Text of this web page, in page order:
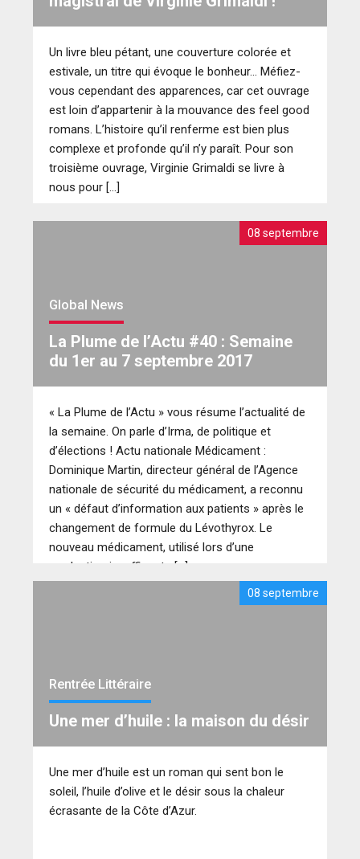
Un livre bleu pétant, une couverture colorée et
estivale, un titre qui évoque le bonheur… Méfiez-
vous cependant des apparences, car cet ouvrage
est loin d’appartenir à la mouvance des feel good
romans. L’histoire qu’il renferme est bien plus
complexe et profonde qu’il n’y paraît. Pour son
troisième ouvrage, Virginie Grimaldi se livre à
nous pour […]
08 septembre
Global News
La Plume de l’Actu #40 : Semaine
du 1er au 7 septembre 2017
« La Plume de l’Actu » vous résume l’actualité de
la semaine. On parle d’Irma, de politique et
d’élections ! Actu nationale Médicament :
Dominique Martin, directeur général de l’Agence
nationale de sécurité du médicament, a reconnu
un « défaut d’information aux patients » après le
changement de formule du Lévothyrox. Le
nouveau médicament, utilisé lors d’une
production insuffisante […]
08 septembre
Rentrée Littéraire
Une mer d’huile : la maison du désir
Une mer d’huile est un roman qui sent bon le
soleil, l’huile d’olive et le désir sous la chaleur
écrasante de la Côte d’Azur.